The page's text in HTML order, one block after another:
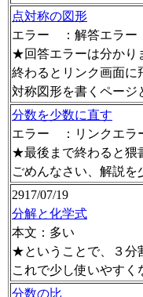
点対称の図形
エラー ：解答エラー
★回答エラーは分かり
終わるとリンク画面に
対称図形を書くページ
分数を少数に直す
エラー ：リンクエラ
★最後まで終わると猥
ごめんなさい、解説
2917/07/19
分解と化学式
本文：多い
★ということで、３分
これで少し使いやす
分数の比